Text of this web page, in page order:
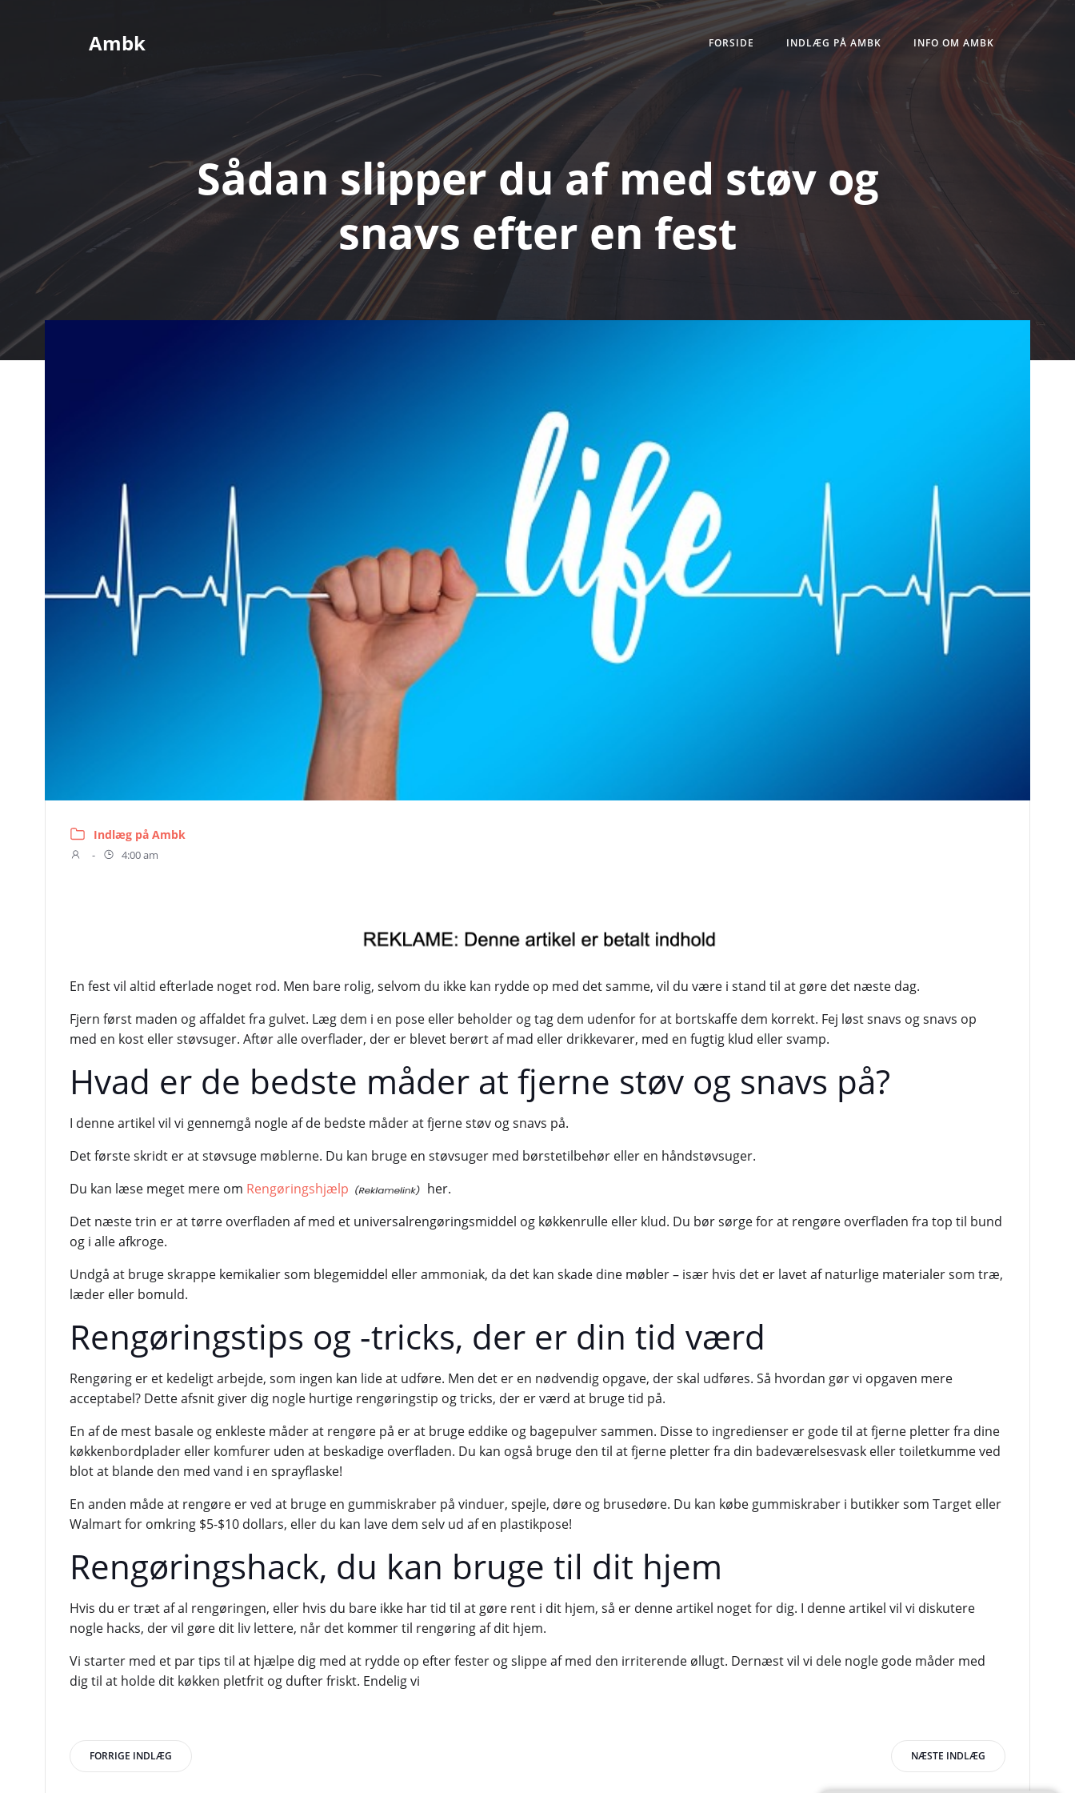
Ambk FORSIDE INDLÆG PÅ AMBK INFO OM AMBK
Sådan slipper du af med støv og
snavs efter en fest
Indlæg på Ambk
- 4:00 am
En fest vil altid efterlade noget rod. Men bare rolig, selvom du ikke kan rydde op med det samme, vil du være i stand til at gøre det næste dag.
Fjern først maden og affaldet fra gulvet. Læg dem i en pose eller beholder og tag dem udenfor for at bortskaffe dem korrekt. Fej løst snavs og snavs op
med en kost eller støvsuger. Aftør alle overflader, der er blevet berørt af mad eller drikkevarer, med en fugtig klud eller svamp.
Hvad er de bedste måder at fjerne støv og snavs på?
I denne artikel vil vi gennemgå nogle af de bedste måder at fjerne støv og snavs på.
Det første skridt er at støvsuge møblerne. Du kan bruge en støvsuger med børstetilbehør eller en håndstøvsuger.
Du kan læse meget mere om Rengøringshjælp
her.
Det næste trin er at tørre overfladen af med et universalrengøringsmiddel og køkkenrulle eller klud. Du bør sørge for at rengøre overfladen fra top til bund
og i alle afkroge.
Undgå at bruge skrappe kemikalier som blegemiddel eller ammoniak, da det kan skade dine møbler – især hvis det er lavet af naturlige materialer som træ,
læder eller bomuld.
Rengøringstips og -tricks, der er din tid værd
Rengøring er et kedeligt arbejde, som ingen kan lide at udføre. Men det er en nødvendig opgave, der skal udføres. Så hvordan gør vi opgaven mere
acceptabel? Dette afsnit giver dig nogle hurtige rengøringstip og tricks, der er værd at bruge tid på.
En af de mest basale og enkleste måder at rengøre på er at bruge eddike og bagepulver sammen. Disse to ingredienser er gode til at fjerne pletter fra dine
køkkenbordplader eller komfurer uden at beskadige overfladen. Du kan også bruge den til at fjerne pletter fra din badeværelsesvask eller toiletkumme ved
blot at blande den med vand i en sprayflaske!
En anden måde at rengøre er ved at bruge en gummiskraber på vinduer, spejle, døre og brusedøre. Du kan købe gummiskraber i butikker som Target eller
Walmart for omkring $5-$10 dollars, eller du kan lave dem selv ud af en plastikpose!
Rengøringshack, du kan bruge til dit hjem
Hvis du er træt af al rengøringen, eller hvis du bare ikke har tid til at gøre rent i dit hjem, så er denne artikel noget for dig. I denne artikel vil vi diskutere
nogle hacks, der vil gøre dit liv lettere, når det kommer til rengøring af dit hjem.
Vi starter med et par tips til at hjælpe dig med at rydde op efter fester og slippe af med den irriterende øllugt. Dernæst vil vi dele nogle gode måder med
dig til at holde dit køkken pletfrit og dufter friskt. Endelig vi
Indlægsnavigation
FORRIGE INDLÆG NÆSTE INDLÆG